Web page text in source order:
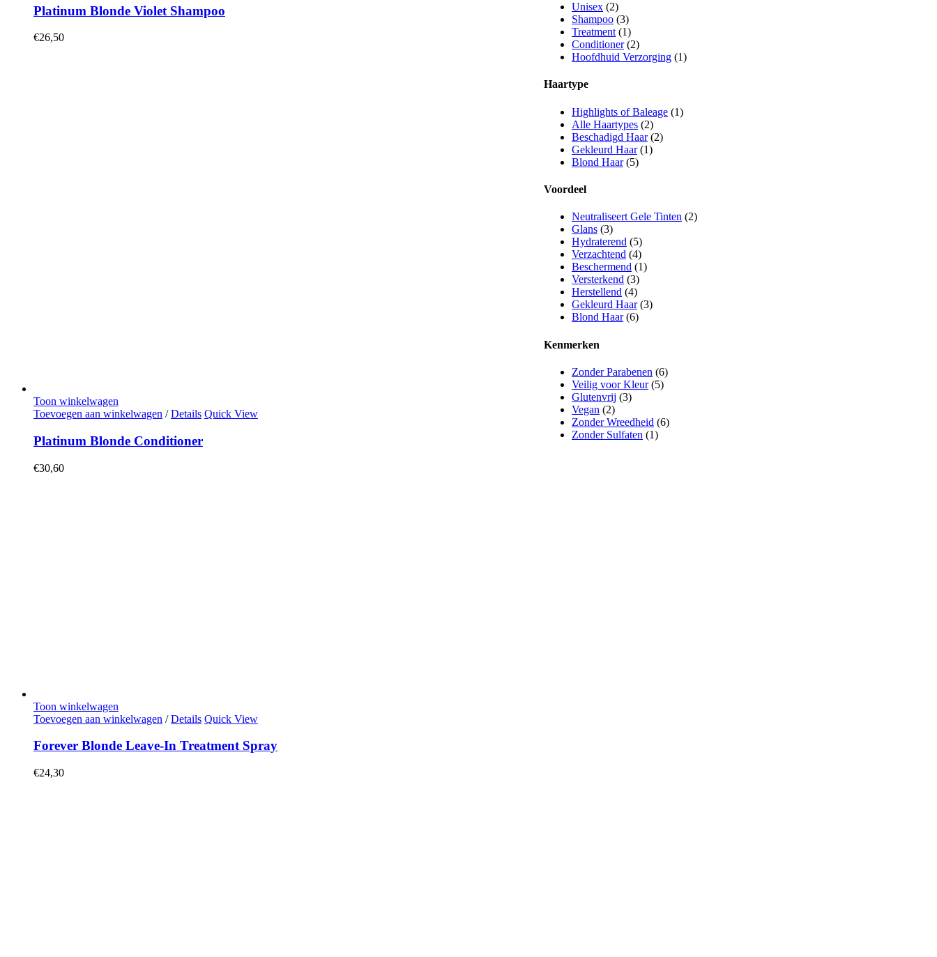
Platinum Blonde Violet Shampoo
€26,50
Toon winkelwagen
Toevoegen aan winkelwagen / Details Quick View
Platinum Blonde Conditioner
€30,60
Toon winkelwagen
Toevoegen aan winkelwagen / Details Quick View
Forever Blonde Leave-In Treatment Spray
€24,30
Unisex (2)
Shampoo (3)
Treatment (1)
Conditioner (2)
Hoofdhuid Verzorging (1)
Haartype
Highlights of Baleage (1)
Alle Haartypes (2)
Beschadigd Haar (2)
Gekleurd Haar (1)
Blond Haar (5)
Voordeel
Neutraliseert Gele Tinten (2)
Glans (3)
Hydraterend (5)
Verzachtend (4)
Beschermend (1)
Versterkend (3)
Herstellend (4)
Gekleurd Haar (3)
Blond Haar (6)
Kenmerken
Zonder Parabenen (6)
Veilig voor Kleur (5)
Glutenvrij (3)
Vegan (2)
Zonder Wreedheid (6)
Zonder Sulfaten (1)